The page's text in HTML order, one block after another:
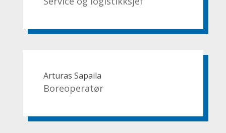
Arturas Sapaila
Boreoperatør